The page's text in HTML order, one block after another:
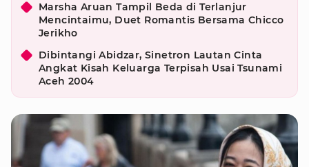
Marsha Aruan Tampil Beda di Terlanjur
Mencintaimu, Duet Romantis Bersama Chicco
Jerikho
Dibintangi Abidzar, Sinetron Lautan Cinta
Angkat Kisah Keluarga Terpisah Usai Tsunami
Aceh 2004